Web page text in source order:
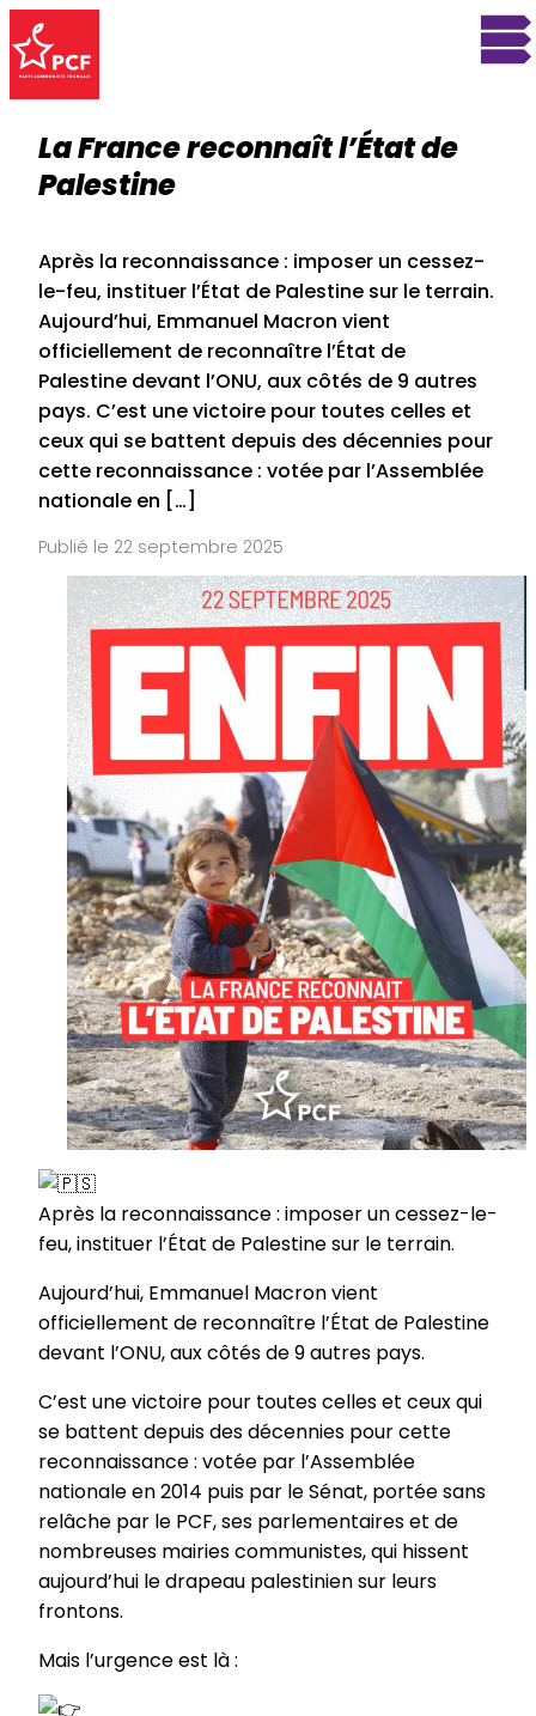
La France reconnaît l’État de
Palestine
Après la reconnaissance : imposer un cessez-
le-feu, instituer l’État de Palestine sur le terrain.
Aujourd’hui, Emmanuel Macron vient
officiellement de reconnaître l’État de
Palestine devant l’ONU, aux côtés de 9 autres
pays. C’est une victoire pour toutes celles et
ceux qui se battent depuis des décennies pour
cette reconnaissance : votée par l’Assemblée
nationale en […]
Publié le 22 septembre 2025
Après la reconnaissance : imposer un cessez-le-
feu, instituer l’État de Palestine sur le terrain.
Aujourd’hui, Emmanuel Macron vient
officiellement de reconnaître l’État de Palestine
devant l’ONU, aux côtés de 9 autres pays.
C’est une victoire pour toutes celles et ceux qui
se battent depuis des décennies pour cette
reconnaissance : votée par l’Assemblée
nationale en 2014 puis par le Sénat, portée sans
relâche par le PCF, ses parlementaires et de
nombreuses mairies communistes, qui hissent
aujourd’hui le drapeau palestinien sur leurs
frontons.
Mais l’urgence est là :